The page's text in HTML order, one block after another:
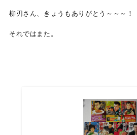
柳刃さん、きょうもありがとう～～～！
それではまた。